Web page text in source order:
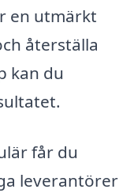
en utmärkt
återställa
kan du
får du
leverantörer